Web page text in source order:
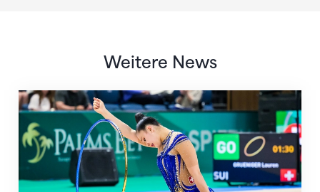
Weitere News
Nächster Halt: Weltmeisterschaft